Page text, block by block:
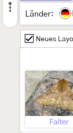
Länder:
Neues
Falter